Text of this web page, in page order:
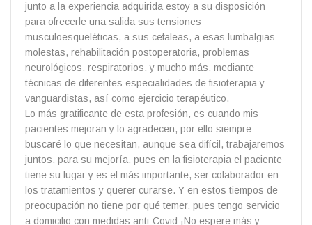
junto a la experiencia adquirida estoy a su disposición
para ofrecerle una salida sus tensiones
musculoesqueléticas, a sus cefaleas, a esas lumbalgias
molestas, rehabilitación postoperatoria, problemas
neurológicos, respiratorios, y mucho más, mediante
técnicas de diferentes especialidades de fisioterapia y
vanguardistas, así como ejercicio terapéutico.
Lo más gratificante de esta profesión, es cuando mis
pacientes mejoran y lo agradecen, por ello siempre
buscaré lo que necesitan, aunque sea difícil, trabajaremos
juntos, para su mejoría, pues en la fisioterapia el paciente
tiene su lugar y es el más importante, ser colaborador en
los tratamientos y querer curarse. Y en estos tiempos de
preocupación no tiene por qué temer, pues tengo servicio
a domicilio con medidas anti-Covid ¡No espere más y